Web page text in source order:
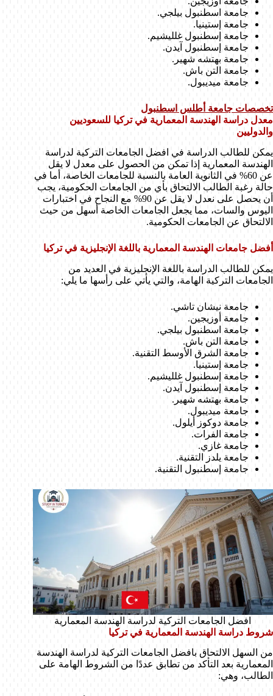
جامعة اسطنبول بيلجي.
جامعة إستينيا.
جامعة إسطنبول غلليشيم.
جامعة إسطنبول آيدن.
جامعة بهتشه شهير.
جامعة التن باش.
جامعة ميديبول.
تخصصات جامعة أطلس اسطنبول
معدل دراسة الهندسة المعمارية في تركيا للسعوديين
والدوليين
يمكن للطالب الدراسة في افضل الجامعات التركية لدراسة
الهندسة المعمارية إذا تمكن من الحصول على معدل لا يقل
عن 60% في الثانوية العامة بالنسبة للجامعات الخاصة، أما في
حالة رغبة الطالب الالتحاق بأي من الجامعات الحكومية، يجب
أن يحصل على نعدل لا يقل عن 90% مع النجاح في اختبارات
اليوس والسات، مما يجعل الجامعات الخاصة أسهل من حيث
الالتحاق عن الجامعات الحكومية.
أفضل جامعات الهندسة المعمارية باللغة الإنجليزية في تركيا
يمكن للطالب الدراسة باللغة الإنجليزية في العديد من
الجامعات التركية الهامة، والتي يأتي على رأسها ما يلي:
جامعة نيشان تاشي.
جامعة أوزيجين.
جامعة اسطنبول بيلجي.
جامعة التن باش.
جامعة الشرق الأوسط التقنية.
جامعة إستينيا.
جامعة إسطنبول غلليشيم.
جامعة إسطنبول آيدن.
جامعة بهتشه شهير.
جامعة ميديبول.
جامعة دوكوز أيلول.
جامعة الفرات.
جامعة غازي.
جامعة يلدز التقنية.
جامعة إسطنبول التقنية.
افضل الجامعات التركية لدراسة الهندسة المعمارية
شروط دراسة الهندسة المعمارية في تركيا
من السهل الالتحاق بافضل الجامعات التركية لدراسة الهندسة
المعمارية بعد التأكد من تطابق عددًا من الشروط الهامة على
الطالب، وهي: